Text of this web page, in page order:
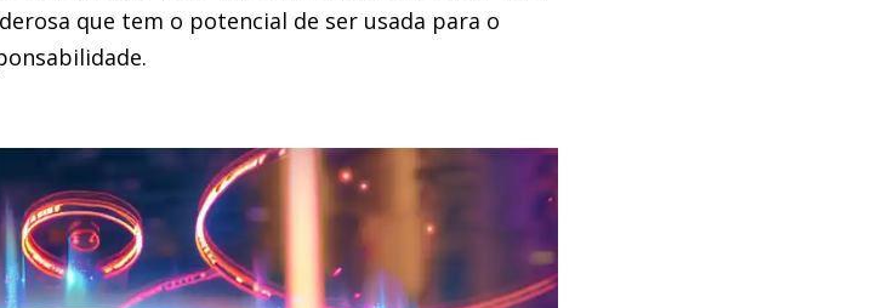
que tem o potencial de ser usada para o